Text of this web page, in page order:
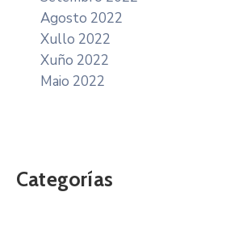
Agosto 2022
Xullo 2022
Xuño 2022
Maio 2022
Categorías